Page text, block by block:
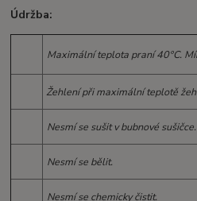
Údržba:
Maximální teplota praní 40°C.
Žehlení při maximální teplotě
Nesmí se sušit v bubnové sušičce.
Nesmí se bělit.
Nesmí se chemicky čistit.